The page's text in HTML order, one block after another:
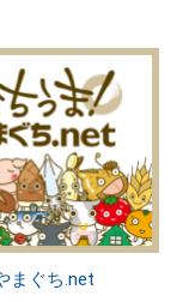
まぐち.net